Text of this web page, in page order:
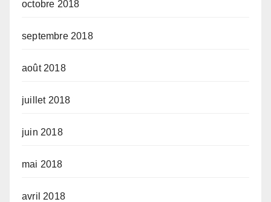
octobre 2018
septembre 2018
août 2018
juillet 2018
juin 2018
mai 2018
avril 2018